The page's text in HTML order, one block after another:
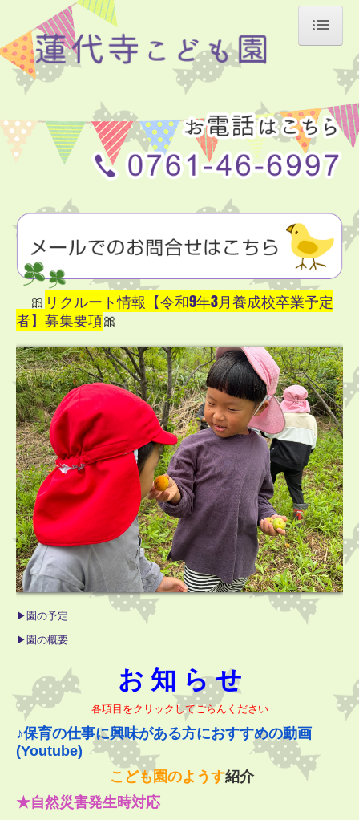
ホーム
基本理念と教育・保育目標
いきいき活動ブログ
地域の皆様方へ
NEWS
苦情解決の取組
入園案内
大和善隣館他施設へのリンク
🎀 リクルート情報【令和9年3月養成校卒業予定
者】募集要項🎀
▶園の予定
▶園の概要
お 知 ら せ
各項目をクリックしてごらんください
♪保育の仕事に興味がある方におすすめの動画
(Youtube)
こども園のようす紹介
★自然災害発生時対応